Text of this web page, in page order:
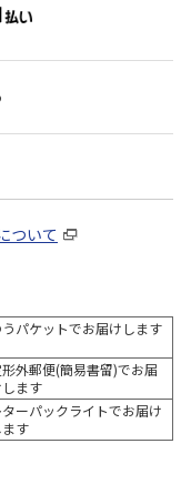
ついて
うパケットでお届けします
形外郵便(簡易書留)でお届
します
ターパックライトでお届け
ます